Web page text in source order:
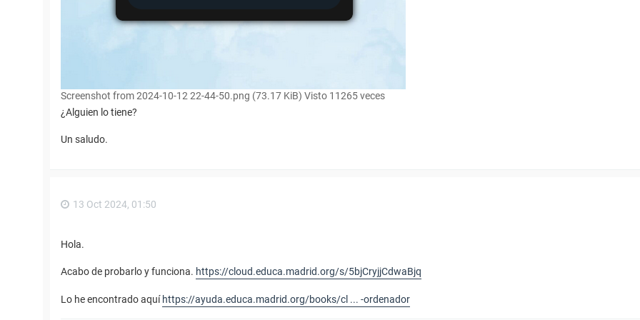
Screenshot from 2024-10-12 22-44-50.png (73.17 KiB) Visto 11265 veces
¿Alguien lo tiene?
Un saludo.
13 Oct 2024, 01:50
Hola.
Acabo de probarlo y funciona. https://cloud.educa.madrid.org/s/5bjCryjjCdwaBjq
Lo he encontrado aquí https://ayuda.educa.madrid.org/books/cl ... -ordenador